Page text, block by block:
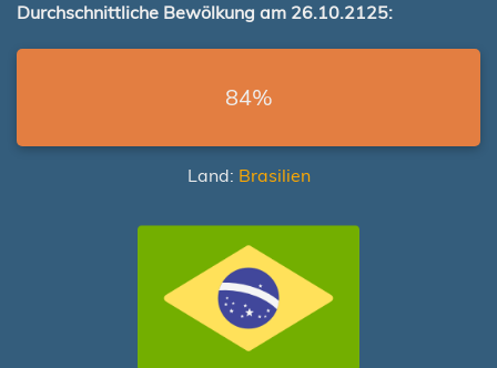
Durchschnittliche Bewölkung am 26.10.2125:
84%
Land: Brasilien